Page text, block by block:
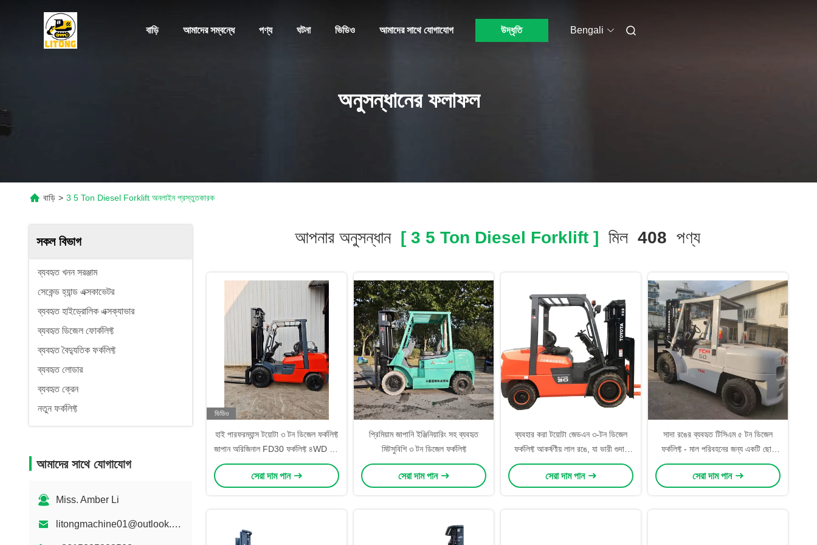
বাড়ি আমাদের সম্বন্ধে পণ্য ঘটনা ভিডিও আমাদের সাথে যোগাযোগ উদ্ধৃতি Bengali
অনুসন্ধানের ফলাফল
বাড়ি > 3 5 Ton Diesel Forklift অনলাইন প্রস্তুতকারক
সকল বিভাগ
ব্যবহৃত খনন সরঞ্জাম
সেকেন্ড হ্যান্ড এক্সকাভেটর
ব্যবহৃত হাইড্রোলিক এক্সক্যাভার
ব্যবহৃত ডিজেল ফোর্কলিফ্ট
ব্যবহৃত বৈদ্যুতিক ফর্কলিফ্ট
ব্যবহৃত লোডার
ব্যবহৃত ক্রেন
নতুন ফর্কলিফ্ট
আমাদের সাথে যোগাযোগ
Miss. Amber Li
litongmachine01@outlook.com
আপনার অনুসন্ধান[ 3 5 Ton Diesel Forklift ] মিল 408 পণ্য
ভিডিও
হাই পারফরম্যান্স টয়োটা ৩ টন ডিজেল ফর্কলিফ্ট
জাপান অরিজিনাল FD30 ফর্কলিফ্ট ৪WD ৩মি
লিফট টেস্টেড ও ইন্সপেক্টেড বিক্রয়ের জন্য
সেরা দাম পান
প্রিমিয়াম জাপানি ইঞ্জিনিয়ারিং সহ ব্যবহৃত
মিটসুবিশি ৩ টন ডিজেল ফর্কলিফ্ট
সেরা দাম পান
ব্যবহার করা টয়োটা জেডএন ৩-টন ডিজেল
ফর্কলিফ্ট আকর্ষণীয় লাল রঙে, যা ভারী গুদাম
পরিচালনার জন্য উচ্চ-লোড ক্ষমতা এবং
টেকসই নির্মাণের সমন্বয় ঘটায়
সেরা দাম পান
সাদা রঙের ব্যবহৃত টিসিএম ৫ টন ডিজেল
ফর্কলিফ্ট - মাল পরিবহনের জন্য একটি ছোট
এবং দক্ষ যন্ত্র
সেরা দাম পান